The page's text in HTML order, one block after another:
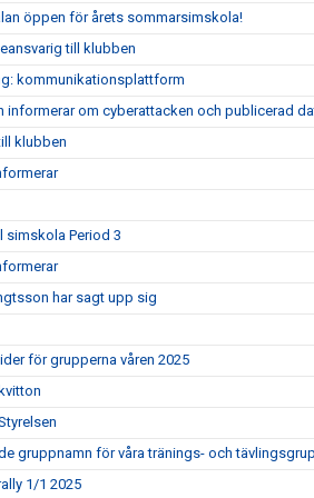
öppen för årets sommarsimskola!
till klubben
kommunikationsplattform
informerar om cyberattacken och publicerad
klubben
simskola Period 3
har sagt upp sig
för grupperna våren 2025
gruppnamn för våra tränings- och
1/1 2025